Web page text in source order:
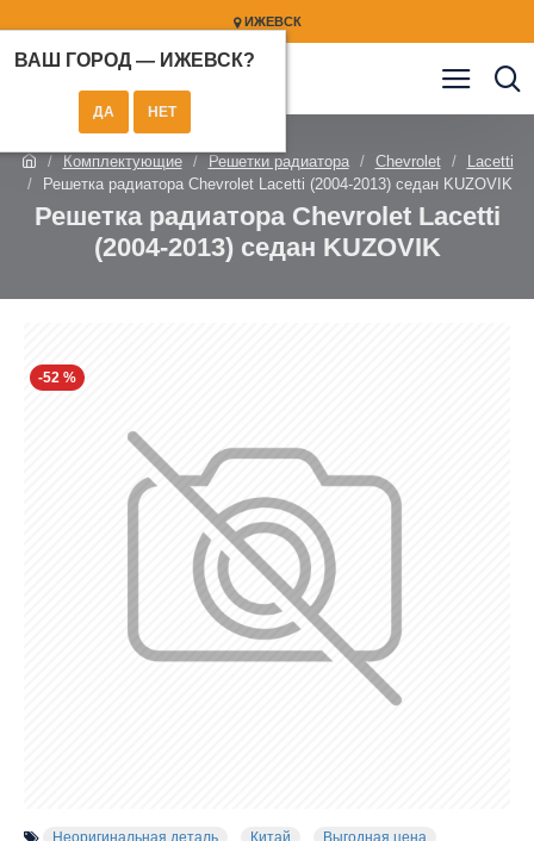
ИЖЕВСК
ВАШ ГОРОД — ИЖЕВСК?
Комплектующие Решетки радиатора Chevrolet
Lacetti
Решетка радиатора Chevrolet Lacetti (2004-2013) седан KUZOVIK
Решетка радиатора Chevrolet Lacetti
(2004-2013) седан KUZOVIK
-52 %
Неоригинальная деталь Китай Выгодная цена